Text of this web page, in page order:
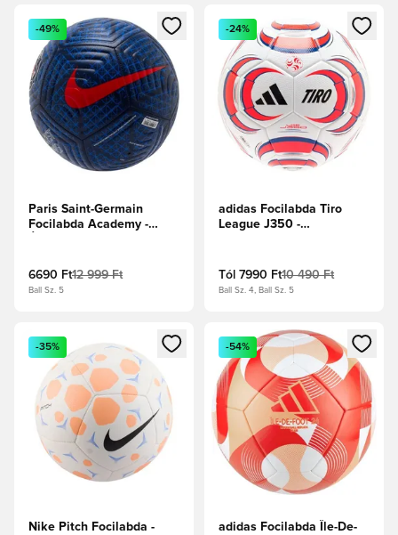
Megnyit egy modált a bejelentkezéshez vagy a tagként
-49%
Paris Saint-Germain
Focilabda Academy -
6690 Ft12 999 Ft
Ball Sz. 5
Megnyit egy modált a
-24%
adidas Focilabda Tiro
League J350 -
Tól 7990 Ft10 490 Ft
Ball Sz. 4, Ball Sz. 5
Megnyit egy modált a bejelentkezéshez vagy a tagként
-35%
Nike Pitch Focilabda -
Megnyit egy modált a
-54%
adidas Focilabda Île-De-